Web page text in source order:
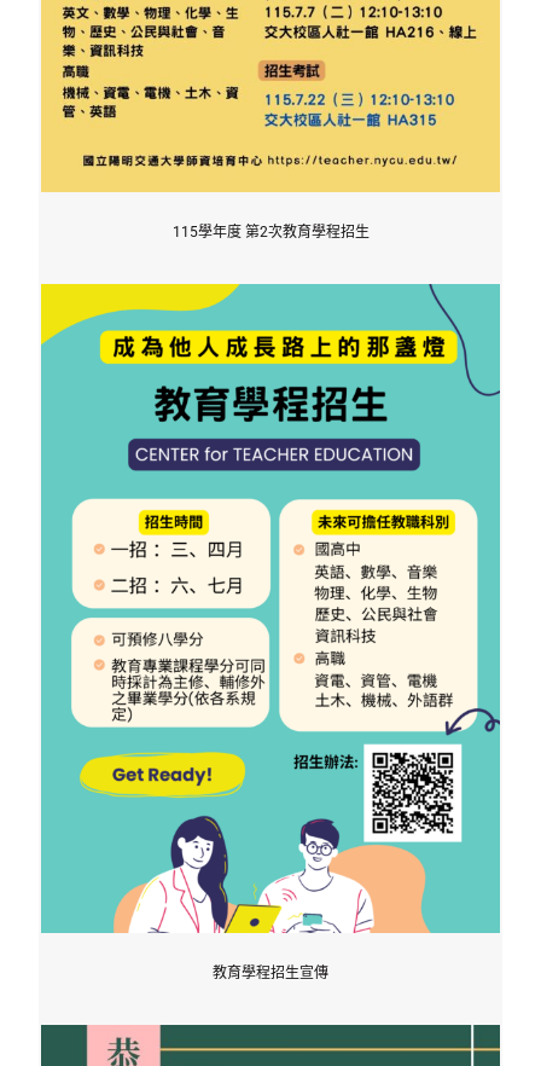
115學年度 第2次教育學程招生
教育學程招生宣傳